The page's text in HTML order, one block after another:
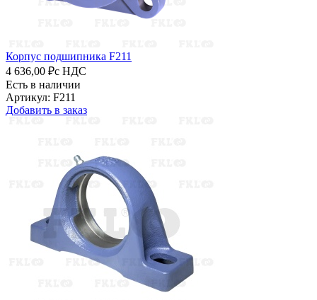
Корпус подшипника F211
4 636,00 ₽с НДС
Есть в наличии
Артикул: F211
Добавить в заказ